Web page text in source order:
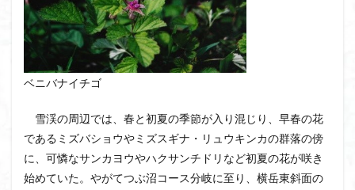
ベニバナイチゴ
雪渓の周辺では、春と初夏の季節が入り混じり、早春の花
であるミズバショウやミズスギナ・リュウキンカの群落の傍
に、可憐なサンカヨウやハクサンチドリなど初夏の花が咲き
始めていた。やがてつぶ沼コース分岐に至り、横岳東斜面の